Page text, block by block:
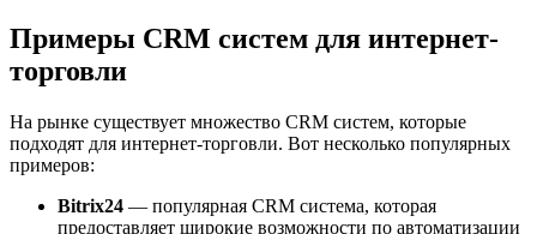
Примеры CRM систем для интернет-
торговли
На рынке существует множество CRM систем, которые
подходят для интернет-торговли. Вот несколько популярных
примеров:
Bitrix24 — популярная CRM система, которая
предоставляет широкие возможности по автоматизации